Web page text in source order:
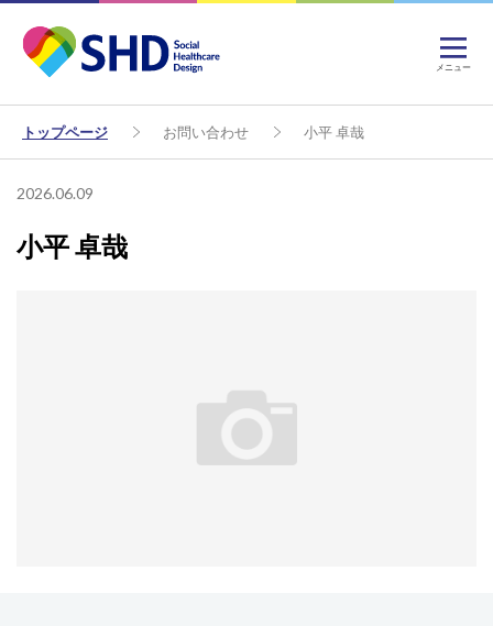
メニュー
トップページ お問い合わせ 小平 卓哉
2026.06.09
小平 卓哉